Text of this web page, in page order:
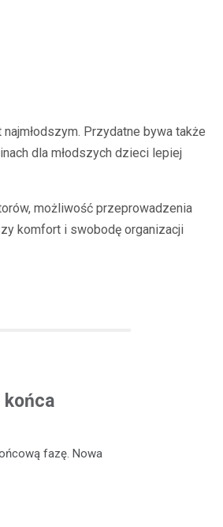
Przydatne bywa także
dla młodszych dzieci lepiej
możliwość przeprowadzenia
komfort i swobodę organizacji
końca
fazę. Nowa